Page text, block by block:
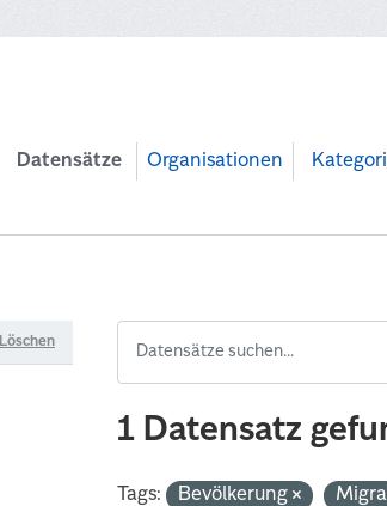
Datensätze Organisationen
Löschen
1 Datensatz
Tags: Bevölkerung